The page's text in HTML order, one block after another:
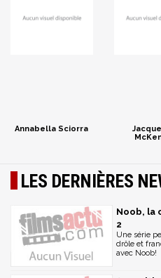
Annabella Sciorra
LES DERNIÈRES
Noob, la
2
Une série
drôle et
avec Noob!